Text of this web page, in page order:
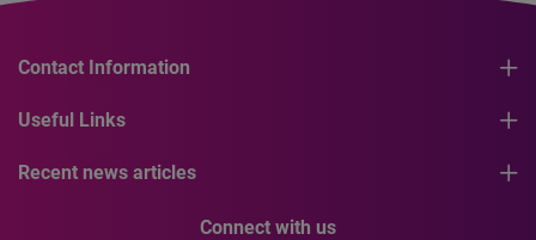
Contact Information
Useful Links
Recent news articles
Connect with us